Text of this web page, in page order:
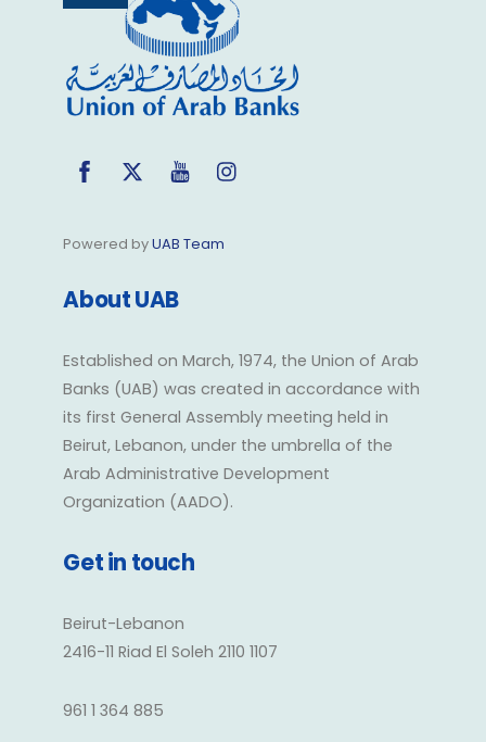
Top
FacebookTwitter YouTube
Powered byUAB Team
About UAB
Established on March, 1974, the Union of Arab
Banks (UAB) was created in accordance with
its first General Assembly meeting held in
Beirut, Lebanon, under the umbrella of the
Arab Administrative Development
Organization (AADO).
Get in touch
Beirut-Lebanon
2416-11 Riad El Soleh 2110 1107
961 1 364 885